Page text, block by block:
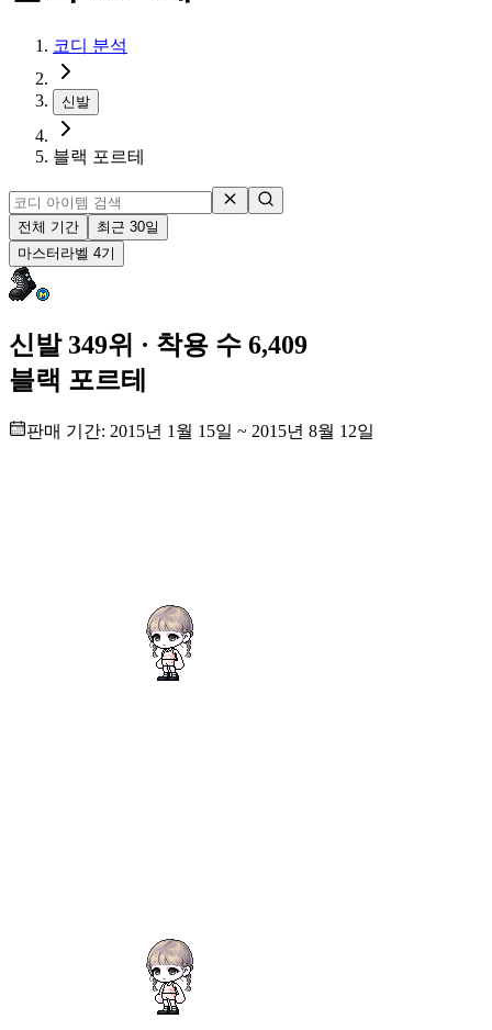
코디 분석
신발
블랙 포르테
전체 기간
최근 30일
마스터 라벨 4기
신발 349위 · 착용 수 6,409
블랙 포르테
판매 기간: 2015년 1월 15일 ~ 2015년 8월 12일